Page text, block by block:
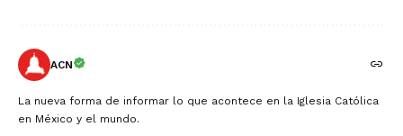
ACN
La nueva forma de informar lo que acontece en la Iglesia Católica
en México y el mundo.